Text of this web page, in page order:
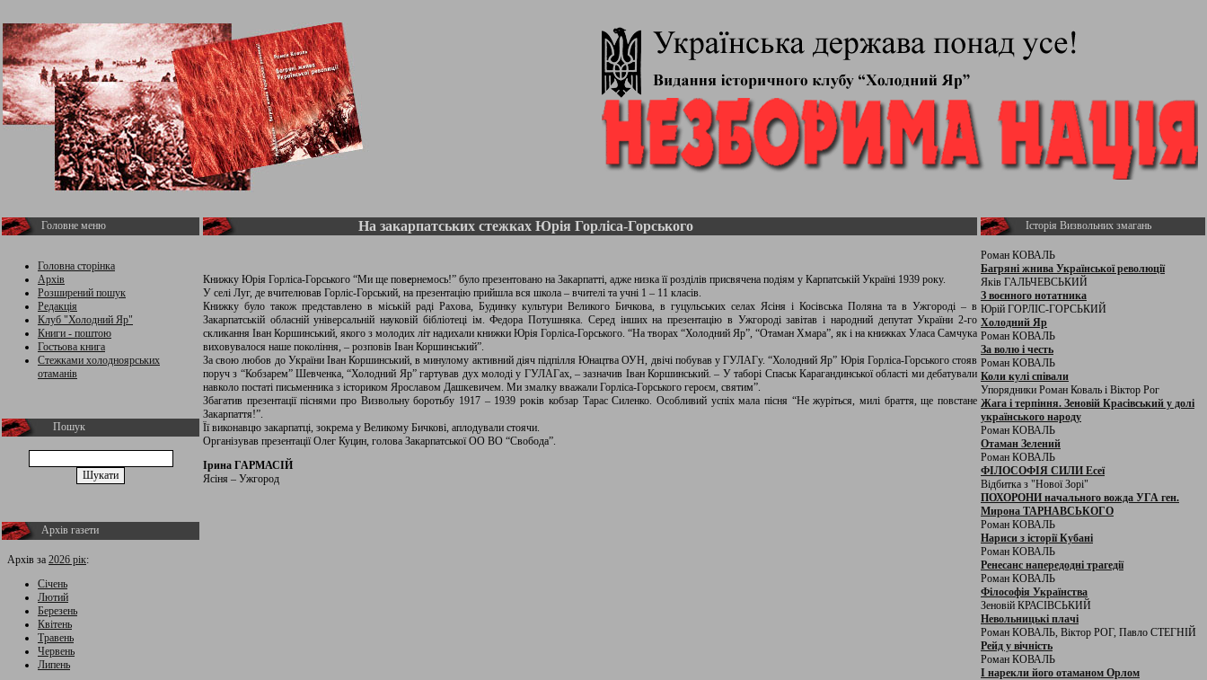
Головне меню
Головна сторінка
Архів
Розширений пошук
Редакція
Клуб "Холодний Яр"
Книги - поштою
Гостьова книга
Стежками холодноярських
отаманів
Пошук
Архів газети
Архів за 2026 рік:
Січень
Лютий
Березень
Квітень
Травень
Червень
Липень
На закарпатських стежках Юрія Горліса-Горського
Книжку Юрія Горліса-Горського “Ми ще повернемось!” було презентовано на Закарпатті, адже низка її розділів присвячена подіям у Карпатській Україні 1939 року.
У селі Луг, де вчителював Горліс-Горський, на презентацію прийшла вся школа – вчителі та учні 1 – 11 класів.
Книжку було також представлено в міській раді Рахова, Будинку культури Великого Бичкова, в гуцульських селах Ясіня і Косівська Поляна та в Ужгороді – в
Закарпатській обласній універсальній науковій бібліотеці ім. Федора Потушняка. Серед інших на презентацію в Ужгороді завітав і народний депутат України 2-го
скликання Іван Коршинський, якого з молодих літ надихали книжки Юрія Горліса-Горського. “На творах “Холодний Яр”, “Отаман Хмара”, як і на книжках Уласа Самчука
виховувалося наше покоління, – розповів Іван Коршинський”.
За свою любов до України Іван Коршинський, в минулому активний діяч підпілля Юнацтва ОУН, двічі побував у ГУЛАГу. “Холодний Яр” Юрія Горліса-Горського стояв
поруч з “Кобзарем” Шевченка, “Холодний Яр” гартував дух молоді у ГУЛАГах, – зазначив Іван Коршинський. – У таборі Спаськ Карагандинської області ми дебатували
навколо постаті письменника з істориком Ярославом Дашкевичем. Ми змалку вважали Горліса-Горського героєм, святим”.
Збагатив презентації піснями про Визвольну боротьбу 1917 – 1939 років кобзар Тарас Силенко. Особливий успіх мала пісня “Не журіться, милі браття, ще повстане
Закарпаття!”.
Її виконавцю закарпатці, зокрема у Великому Бичкові, аплодували стоячи.
Організував презентації Олег Куцин, голова Закарпатської ОО ВО “Свобода”.
Ірина ГАРМАСІЙ
Ясіня – Ужгород
Історія Визвольних змагань
Роман КОВАЛЬ
Багряні жнива Української революції
Яків ГАЛЬЧЕВСЬКИЙ
З воєнного нотатника
Юрій ГОРЛІС-ГОРСЬКИЙ
Холодний Яр
Роман КОВАЛЬ
За волю і честь
Роман КОВАЛЬ
Коли кулі співали
Упорядники Роман Коваль і Віктор Рог
Жага і терпіння. Зеновій Красівський у долі
українського народу
Роман КОВАЛЬ
Отаман Зелений
Роман КОВАЛЬ
ФІЛОСОФІЯ СИЛИ Есеї
Відбитка з "Нової Зорі"
ПОХОРОНИ начального вожда УГА ген.
Мирона ТАРНАВСЬКОГО
Роман КОВАЛЬ
Нариси з історії Кубані
Роман КОВАЛЬ
Ренесанс напередодні трагедії
Роман КОВАЛЬ
Філософія Українства
Зеновій КРАСІВСЬКИЙ
Невольницькі плачі
Роман КОВАЛЬ, Віктор РОГ, Павло СТЕГНІЙ
Рейд у вічність
Роман КОВАЛЬ
І нарекли його отаманом Орлом